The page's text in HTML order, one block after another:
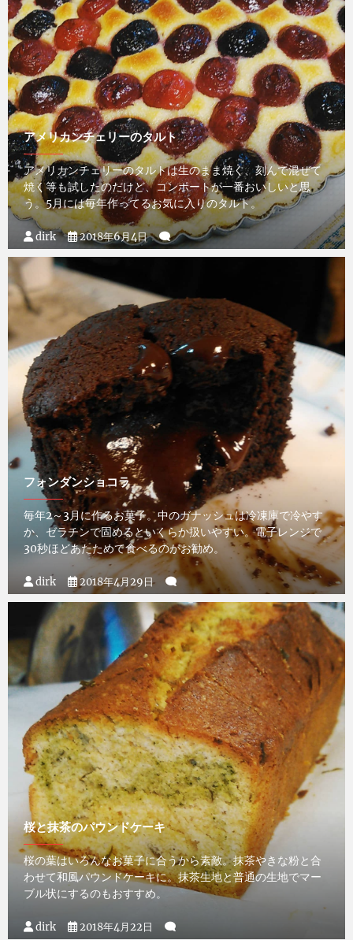
アメリカンチェリーのタルト
アメリカンチェリーのタルトは生のまま焼く、刻んで混ぜて
焼く等も試したのだけど、コンポートが一番おいしいと思
う。5月には毎年作ってるお気に入りのタルト。
dirk 2018年6月4日
フォンダンショコラ
毎年2～3月に作るお菓子。中のガナッシュは冷凍庫で冷やす
か、ゼラチンで固めるといくらか扱いやすい。電子レンジで
30秒ほどあたためて食べるのがお勧め。
dirk 2018年4月29日
桜と抹茶のパウンドケーキ
桜の葉はいろんなお菓子に合うから素敵。抹茶やきな粉と合
わせて和風パウンドケーキに。抹茶生地と普通の生地でマー
ブル状にするのもおすすめ。
dirk 2018年4月22日